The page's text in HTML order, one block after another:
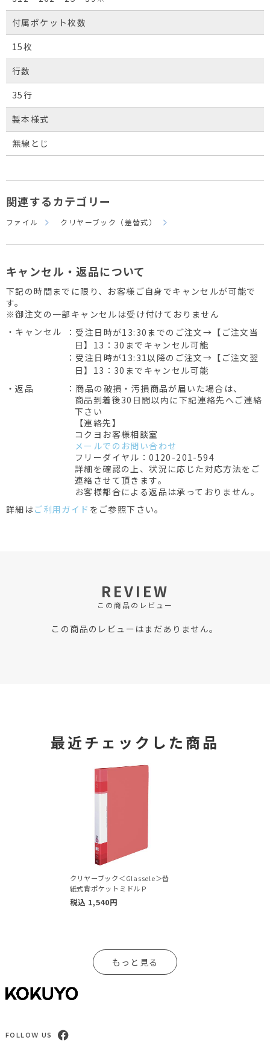
付属ポケット枚数
15枚
行数
35行
製本様式
無線とじ
関連するカテゴリー
ファイル クリヤーブック（差替式）
キャンセル・返品について
下記の時間までに限り、お客様ご自身でキャンセルが可能で
す。
※御注文の一部キャンセルは受け付けておりません
・キャンセル
：受注日時が13:30までのご注文→【ご注文当
日】13：30までキャンセル可能
：受注日時が13:31以降のご注文→【ご注文翌
日】13：30までキャンセル可能
・返品
：商品の破損・汚損商品が届いた場合は、
商品到着後30日間以内に下記連絡先へご連絡
下さい
【連絡先】
コクヨお客様相談室
メールでのお問い合わせ
フリーダイヤル：0120-201-594
詳細を確認の上、状況に応じた対応方法をご
連絡させて頂きます。
お客様都合による返品は承っておりません。
詳細はご利用ガイド をご参照下さい。
REVIEW
この商品のレビュー
この商品のレビューはまだありません。
最近チェックした商品
クリヤーブック＜Glassele＞替
紙式背ポケットミドルＰ
税込 1,540円
もっと見る
FOLLOW US